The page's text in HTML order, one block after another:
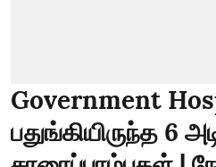
Government
பதுங்கியிருந்த 6